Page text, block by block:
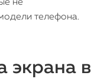
не
телефона.
экрана в